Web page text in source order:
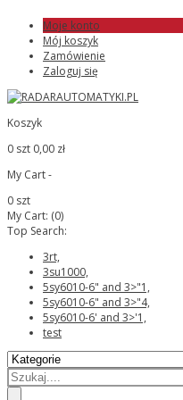
Moje konto
Mój koszyk
Zamówienie
Zaloguj się
Koszyk
0 szt 0,00 zł
My Cart -
0 szt
My Cart: (0)
Top Search:
3rt,
3su1000,
5sy6010-6" and 3>"1,
5sy6010-6" and 3>"4,
5sy6010-6' and 3>'1,
test